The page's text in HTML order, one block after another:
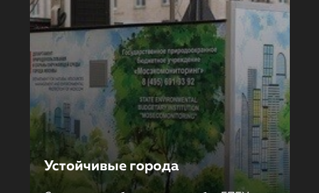
Устойчивые города